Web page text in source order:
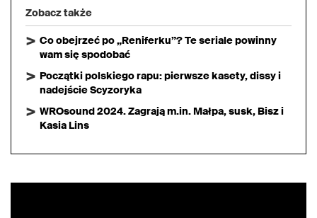
Zobacz także
Co obejrzeć po „Reniferku”? Te seriale powinny
wam się spodobać
Początki polskiego rapu: pierwsze kasety, dissy i
nadejście Scyzoryka
WROsound 2024. Zagrają m.in. Małpa, susk, Bisz i
Kasia Lins